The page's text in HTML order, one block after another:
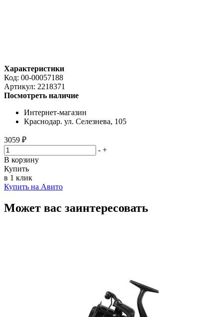
Характеристики
Код: 00-00057188
Артикул: 2218371
Посмотреть наличие
Интернет-магазин
Краснодар. ул. Селезнева, 105
3059 ₽
- +
В корзину
Купить
в 1 клик
Купить на Авито
Может вас заинтересовать